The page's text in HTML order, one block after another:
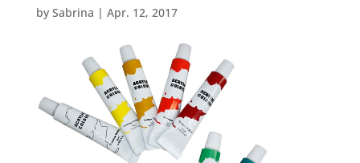
by Sabrina | Apr. 12, 2017